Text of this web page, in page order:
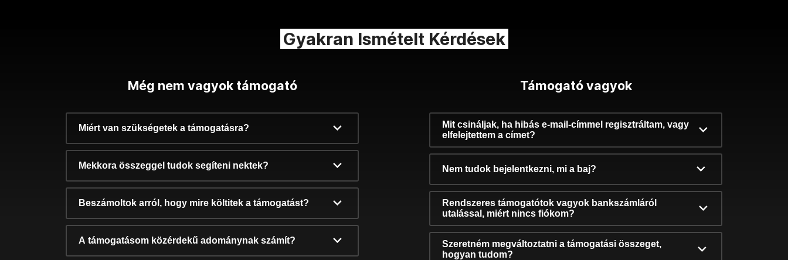
Gyakran Ismételt Kérdések
Még nem vagyok támogató
Miért van szükségetek a támogatásra?
Mekkora összeggel tudok segíteni nektek?
Beszámoltok arról, hogy mire költitek a támogatást?
A támogatásom közérdekű adománynak számít?
Támogató vagyok
Mit csináljak, ha hibás e-mail-címmel regisztráltam, vagy
elfelejtettem a címet?
Nem tudok bejelentkezni, mi a baj?
Rendszeres támogatótok vagyok bankszámláról
utalással, miért nincs fiókom?
Szeretném megváltoztatni a támogatási összeget,
hogyan tudom?